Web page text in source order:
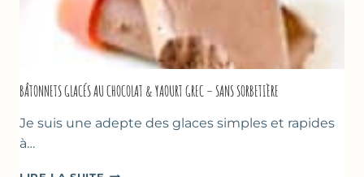
BÂTONNETS GLACÉS AU CHOCOLAT & YAOURT GREC – SANS SORBETIÈRE
Je suis une adepte des glaces simples et rapides
à…
BÂTONNETS